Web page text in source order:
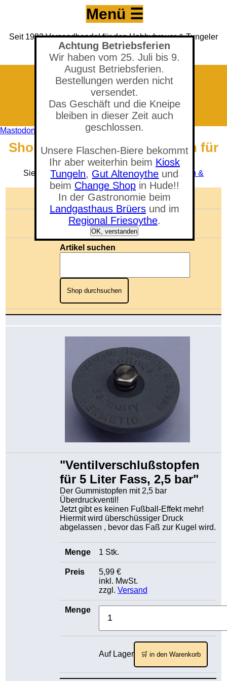
Achtung Betriebsferien
Wir haben vom 25. Juli bis 9.
August Betriebsferien.
Bestellungen werden nicht
versendet.
Das Geschäft und die Kneipe
bleiben in dieser Zeit auch
geschlossen.
Unsere Flaschen-Biere bekommt
Ihr aber weiterhin beim Kiosk
Tungeln, Gut Altenoythe und
beim Change Shopin Hude!!
In der Gastronomie beim
Landgasthaus Brüersund im
Regional Friesoythe.
OK, verstanden
Seit 1993 Versandhandel für den Hobbybrauer & Tungeler
Brauerei seit 2017
(Neuer) Tungeler Krug seit 1903
Menü ☰
Mastodon
Shop - Ventilverschlußstopfen für
5 Liter Fass, 2,5 bar
Sie befinden sich in der Abteilung:Kegs, Lagern &
Ausschenken
🛒 Warenkorb anzeigen
Anzahl der Artikel: 0
Gesamtwert: 0,00 €
Artikel suchen
Shop durchsuchen
"Ventilverschlußstopfen
für 5 Liter Fass, 2,5 bar"
Der Gummistopfen mit 2,5 bar
Überdruckventil!
Jetzt gibt es keinen Fußball-Effekt mehr!
Hiermit wird überschüssiger Druck
abgelassen , bevor das Faß zur Kugel wird.
1 Stk.
5,99 €
inkl. MwSt.
zzgl. Versand
Auf Lager 🛒 in den Warenkorb